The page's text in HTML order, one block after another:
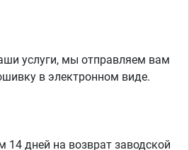
услуги, мы отправляем вам
в электронном виде.
14 дней на возврат заводской